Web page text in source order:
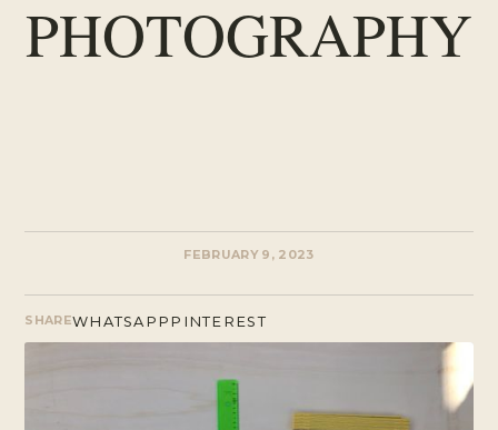
PHOTOGRAPHY
FEBRUARY 9, 2023
SHAREWHATSAPP
FACEBOOK
PINTEREST
TWITTER